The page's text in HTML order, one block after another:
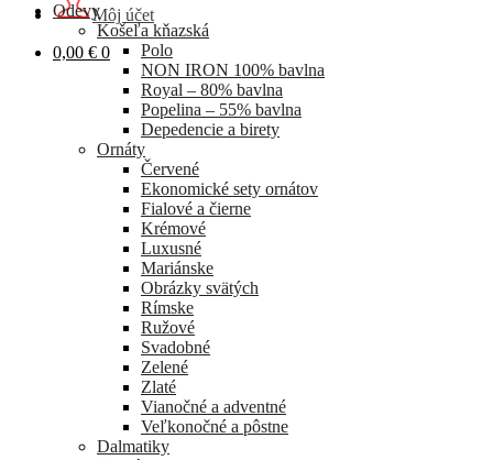
Môj účet
0,00 € 0
Odevy
Košeľa kňazská
Polo
NON IRON 100% bavlna
Royal – 80% bavlna
Popelina – 55% bavlna
Depedencie a birety
Ornáty
Červené
Ekonomické sety ornátov
Fialové a čierne
Krémové
Luxusné
Mariánske
Obrázky svätých
Rímske
Ružové
Svadobné
Zelené
Zlaté
Vianočné a adventné
Veľkonočné a pôstne
Dalmatiky